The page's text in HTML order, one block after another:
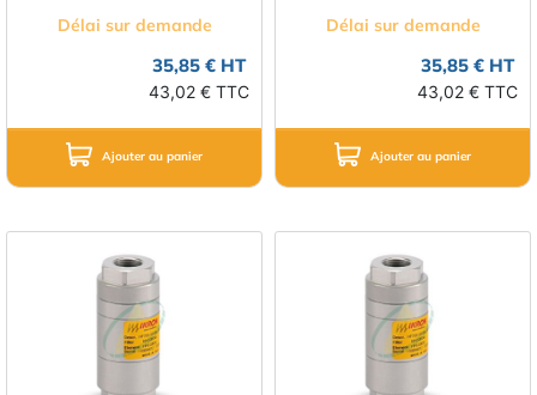
Délai sur demande
35,85 € HT
43,02 € TTC
Ajouter au panier
Délai sur demande
35,85 € HT
43,02 € TTC
Ajouter au panier